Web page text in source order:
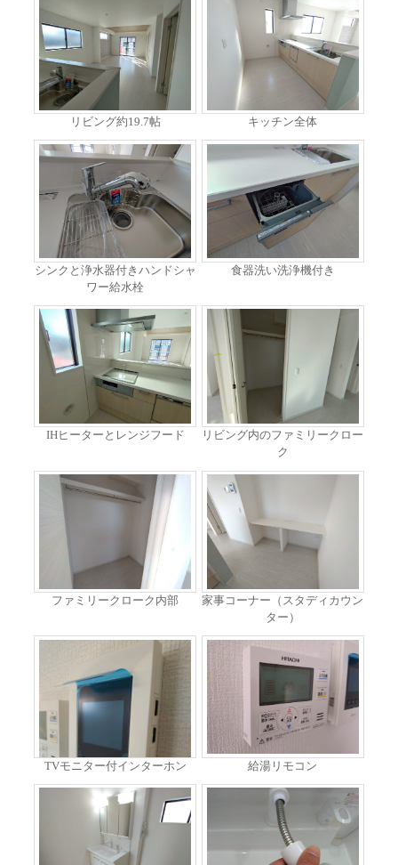
リビング約19.7帖 キッチン全体
シンクと浄水器付きハンドシャ
ワー給水栓
食器洗い洗浄機付き
IHヒーターとレンジフード
リビング内のファミリークロー
ク
ファミリークローク内部
家事コーナー（スタディカウン
ター）
TVモニター付インターホン 給湯リモコン